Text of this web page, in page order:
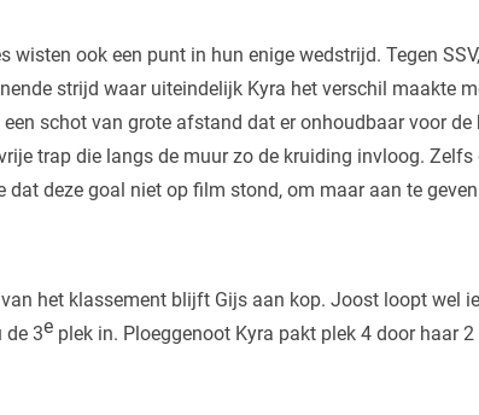
wisten ook een punt in hun enige wedstrijd. Tegen
strijd waar uiteindelijk Kyra het verschil maakte
schot van grote afstand dat er onhoudbaar voor de
trap die langs de muur zo de kruiding invloog.
dat deze goal niet op film stond, om maar aan te
het klassement blijft Gijs aan kop. Joost loopt wel
de 3e plek in. Ploeggenoot Kyra pakt plek 4 door haar